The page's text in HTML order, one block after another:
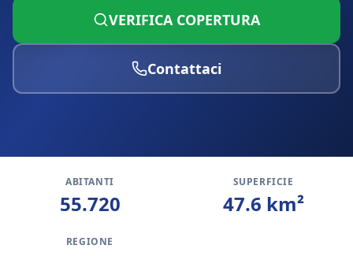
VERIFICA COPERTURA
Contattaci
ABITANTI
55.720
SUPERFICIE
47.6 km²
REGIONE